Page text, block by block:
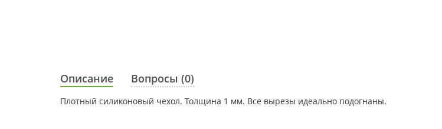
Описание Вопросы (0)
Плотный силиконовый чехол. Толщина 1 мм. Все вырезы идеально подогнаны.